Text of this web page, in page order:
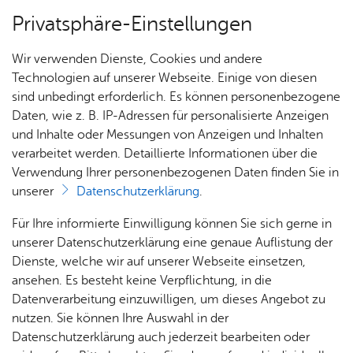
Über­sicht Bür­ger & Stadt
Rat­
haus &
Bür­
ger­
ser­vice
Rat­
häu­ser
Nach­
rich­
ten,
Vi­de­os
& Bil­
der
Me­di­
Jobs
Stel­
len­an­
ge­bo­te
Aus­bil­
dung &
Stu­di­
Bauen
& Um­
welt
Geo­
da­ten
Ge­
sund­
heit &
kum
Ämter A–Z
Vor­le­sen
Amts­ge­richt Ra­vens­burg -
Grund­buch­amt-
Die Aufgabe des Grundbuchamtes ist die
Führung des
Grundbuchs .
Es ist zuständig für
sämtliche Eintragungen in das
Privatsphäre-Einstellungen
Wir verwenden Dienste, Cookies und andere
Technologien auf unserer Webseite. Einige von diesen
sind unbedingt erforderlich. Es können personenbezogene
Daten, wie z. B. IP-Adressen für personalisierte Anzeigen
und Inhalte oder Messungen von Anzeigen und Inhalten
verarbeitet werden. Detaillierte Informationen über die
Verwendung Ihrer personenbezogenen Daten finden Sie in
unserer
Datenschutzerklärung.
Für Ihre informierte Einwilligung können Sie sich gerne in
unserer Datenschutzerklärung eine genaue Auflistung der
Dienste, welche wir auf unserer Webseite einsetzen,
ansehen. Es besteht keine Verpflichtung, in die
Datenverarbeitung einzuwilligen, um dieses Angebot zu
nutzen. Sie können Ihre Auswahl in der
Datenschutzerklärung auch jederzeit bearbeiten oder